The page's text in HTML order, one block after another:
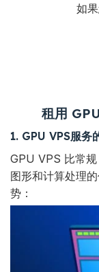
如
租用
1. GPU VPS服务
GPU VPS 比常
图形和计算处理
势：